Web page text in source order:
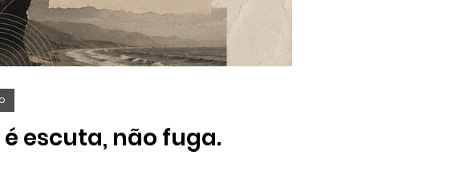
escuta, não fuga.